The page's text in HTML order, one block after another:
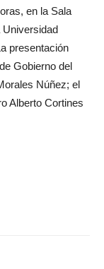
en la Sala
Universidad
presentación
Gobierno del
Núñez; el
Alberto Cortines